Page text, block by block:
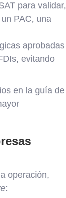
para validar,
PAC, una
aprobadas
evitando
en la guía de
operación,
: